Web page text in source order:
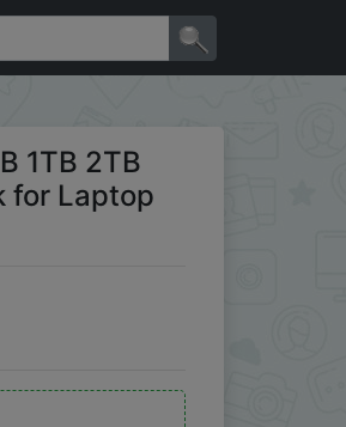
Cache
1TB 2TB
for Laptop